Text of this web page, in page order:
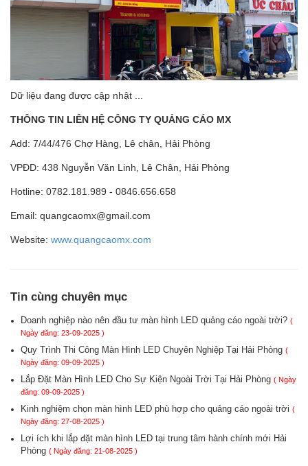
Dữ liệu đang được cập nhật ...
THÔNG TIN LIÊN HỆ CÔNG TY QUẢNG CÁO MX
Add: 7/44/476 Chợ Hàng, Lê chân, Hải Phòng
VPĐD: 438 Nguyễn Văn Linh, Lê Chân, Hải Phòng
Hotline: 0782.181.989 - 0846.656.658
Email: quangcaomx@gmail.com
Website: www.quangcaomx.com
Tin cùng chuyên mục
Doanh nghiệp nào nên đầu tư màn hình LED quảng cáo ngoài trời? (
Ngày đăng: 23-09-2025 )
Quy Trình Thi Công Màn Hình LED Chuyên Nghiệp Tại Hải Phòng (
Ngày đăng: 09-09-2025 )
Lắp Đặt Màn Hình LED Cho Sự Kiện Ngoài Trời Tại Hải Phòng ( Ngày
đăng: 09-09-2025 )
Kinh nghiệm chọn màn hình LED phù hợp cho quảng cáo ngoài trời (
Ngày đăng: 27-08-2025 )
Lợi ích khi lắp đặt màn hình LED tại trung tâm hành chính mới Hải
Phòng ( Ngày đăng: 21-08-2025 )